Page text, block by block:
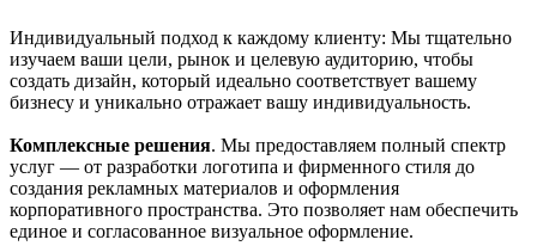
Индивидуальный подход к каждому клиенту: Мы тщательно
изучаем ваши цели, рынок и целевую аудиторию, чтобы
создать дизайн, который идеально соответствует вашему
бизнесу и уникально отражает вашу индивидуальность.
Комплексные решения. Мы предоставляем полный спектр
услуг — от разработки логотипа и фирменного стиля до
создания рекламных материалов и оформления
корпоративного пространства. Это позволяет нам обеспечить
единое и согласованное визуальное оформление.